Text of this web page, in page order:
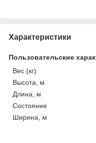
Характеристики
Пользовательские
Вес (кг)
Высота, м
Длина, м
Состояние
Ширина, м